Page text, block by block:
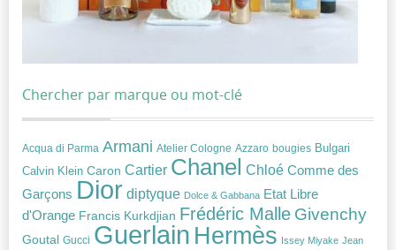
Chercher par marque ou mot-clé
Acqua di Parma Armani Atelier Cologne Azzaro bougies Bulgari
Calvin Klein Caron Cartier Chanel Chloé Comme des
Garçons Dior diptyque Dolce & Gabbana Etat Libre
d'Orange Francis Kurkdjian Frédéric Malle Givenchy
Goutal Gucci Guerlain Hermès Issey Miyake Jean